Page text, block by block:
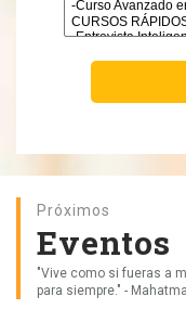
Próximos
Eventos
"Vive como si fueras a
para siempre." -